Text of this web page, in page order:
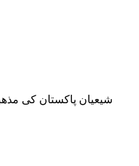
شیعیان پاکستان کی